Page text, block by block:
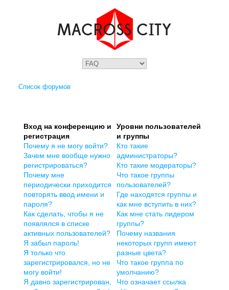
Список форумов
Вход на конференцию и
регистрация
Почему я не могу войти?
Зачем мне вообще нужно
регистрироваться?
Почему мне
периодически приходится
повторять ввод имени и
пароля?
Как сделать, чтобы я не
появлялся в списке
активных пользователей?
Я забыл пароль!
Я только что
зарегистрировался, но не
могу войти!
Я давно зарегистрирован,
Уровни пользователей
и группы
Кто такие
администраторы?
Кто такие модераторы?
Что такое группы
пользователей?
Где находятся группы и
как мне вступить в них?
Как мне стать лидером
группы?
Почему названия
некоторых групп имеют
разные цвета?
Что такое группа по
умолчанию?
Что означает ссылка